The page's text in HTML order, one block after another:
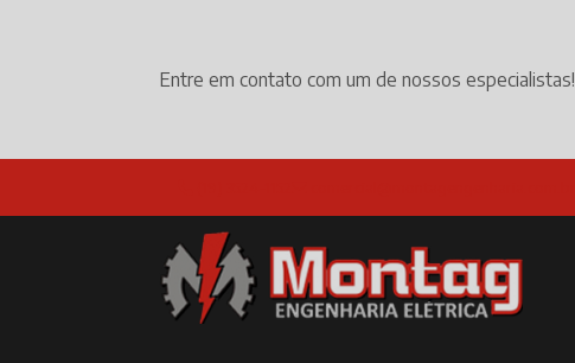
Entre em contato com um de nossos especialistas!